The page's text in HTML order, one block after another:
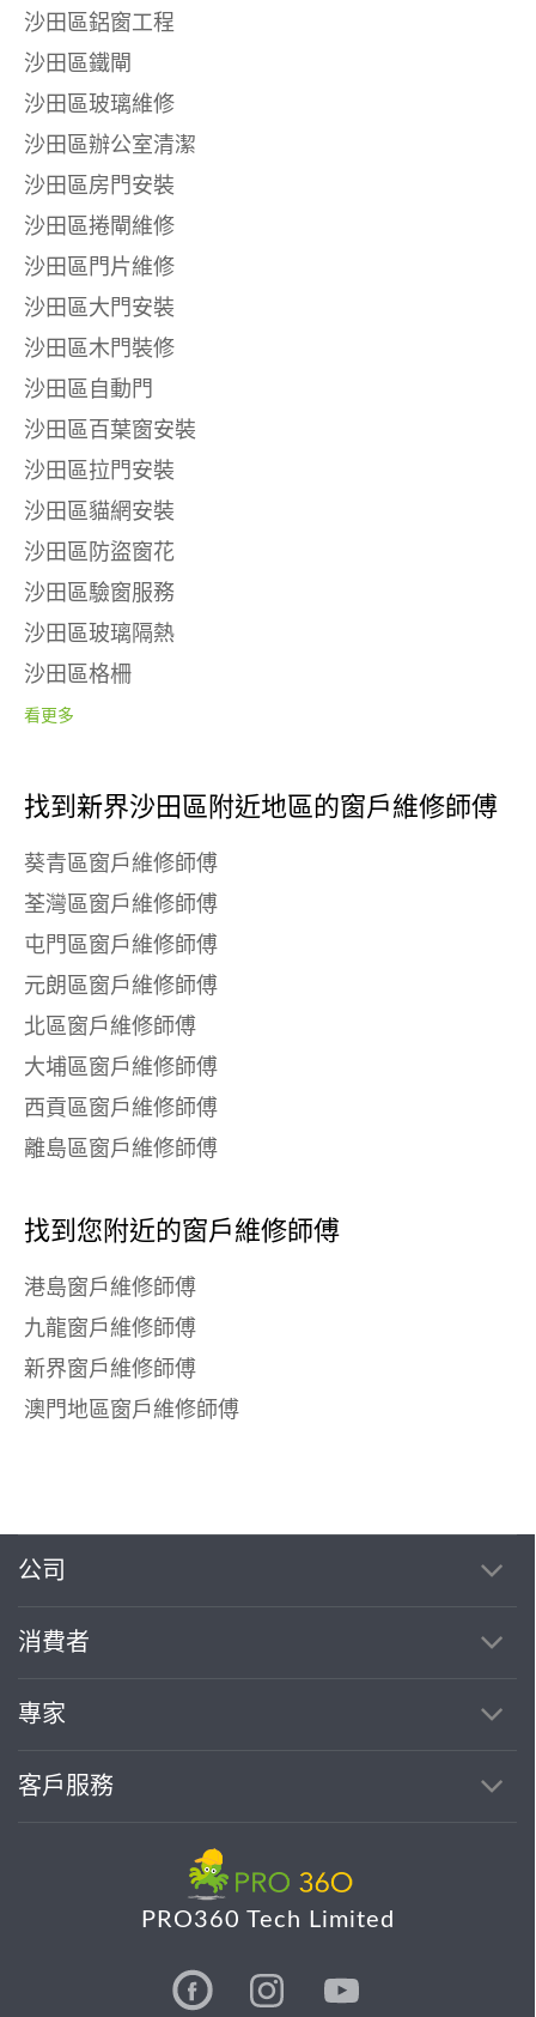
沙田區鋁窗工程
沙田區鐵閘
沙田區玻璃維修
沙田區辦公室清潔
沙田區房門安裝
沙田區捲閘維修
沙田區門片維修
沙田區大門安裝
沙田區木門裝修
沙田區自動門
沙田區百葉窗安裝
沙田區拉門安裝
沙田區貓網安裝
沙田區防盜窗花
沙田區驗窗服務
沙田區玻璃隔熱
沙田區格柵
看更多
找到新界沙田區附近地區的窗戶維修師傅
葵青區窗戶維修師傅
荃灣區窗戶維修師傅
屯門區窗戶維修師傅
元朗區窗戶維修師傅
北區窗戶維修師傅
大埔區窗戶維修師傅
西貢區窗戶維修師傅
離島區窗戶維修師傅
找到您附近的窗戶維修師傅
港島窗戶維修師傅
九龍窗戶維修師傅
新界窗戶維修師傅
澳門地區窗戶維修師傅
公司
消費者
專家
客戶服務
PRO360 Tech Limited